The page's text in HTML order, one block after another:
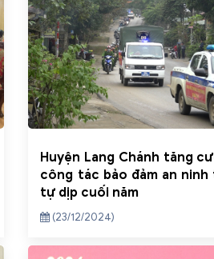
Huyện Lang Chánh tăng
công tác bảo đảm an
tự dịp cuối năm
(23/12/2024)